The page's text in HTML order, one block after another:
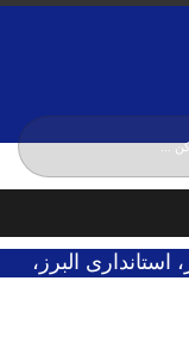
یکشنبه / ۱۸ مرداد / ۱۴۰۵
استانداری البرز،